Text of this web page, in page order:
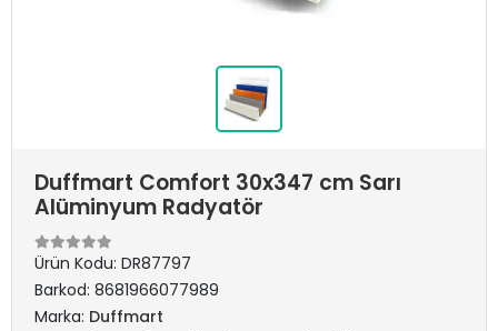
Duffmart Comfort 30x347 cm Sarı
Alüminyum Radyatör
Ürün Kodu: DR87797
Barkod: 8681966077989
Marka: Duffmart